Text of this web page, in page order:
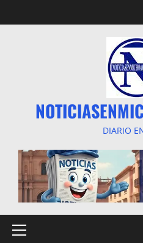
al
DIARIO
Menú